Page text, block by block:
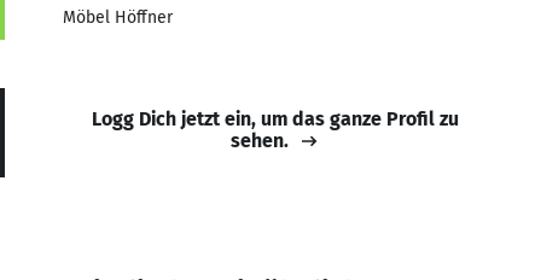
Möbel Höffner
Logg Dich jetzt ein, um das ganze Profil zu
sehen.